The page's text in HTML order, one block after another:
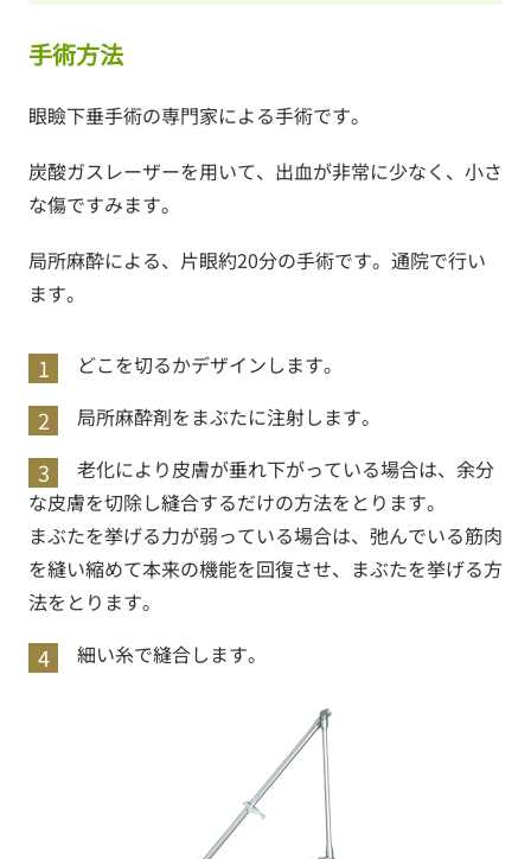
手術方法
眼瞼下垂手術の専門家による手術です。
炭酸ガスレーザーを用いて、出血が非常に少なく、小さ
な傷ですみます。
局所麻酔による、片眼約20分の手術です。通院で行い
ます。
どこを切るかデザインします。
局所麻酔剤をまぶたに注射します。
老化により皮膚が垂れ下がっている場合は、余分
な皮膚を切除し縫合するだけの方法をとります。
まぶたを挙げる力が弱っている場合は、弛んでいる筋肉
を縫い縮めて本来の機能を回復させ、まぶたを挙げる方
法をとります。
細い糸で縫合します。